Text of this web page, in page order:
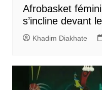
Afrobasket
s’incline devant
Khadim Diakhate